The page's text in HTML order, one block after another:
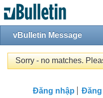
vBulletin Message
Sorry - no matches.
Đăng nhập